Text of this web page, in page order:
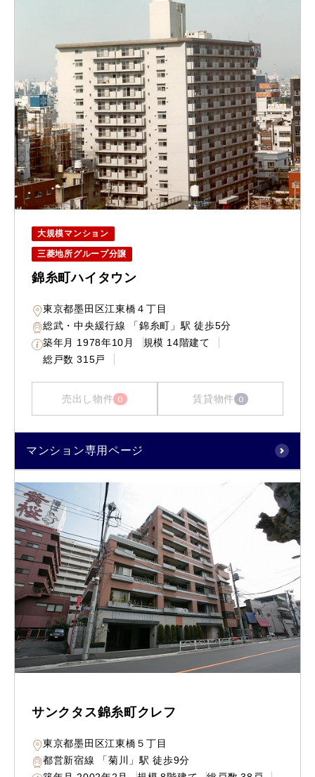
大規模マンション
三菱地所グループ分譲
錦糸町ハイタウン
東京都墨田区江東橋４丁目
総武・中央緩行線 「錦糸町」駅 徒歩5分
築年月 1978年10月 規模 14階建て
総戸数 315戸
売出し物件 0 賃貸物件 0
マンション専用ページ
サンクタス錦糸町クレフ
東京都墨田区江東橋５丁目
都営新宿線 「菊川」駅 徒歩9分